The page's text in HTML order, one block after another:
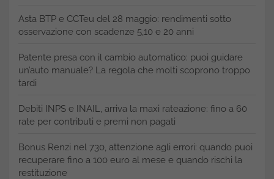
Asta BTP e CCTeu del 28 maggio: rendimenti sotto
osservazione con scadenze 5,10 e 20 anni
Patente presa con il cambio automatico: puoi guidare
un’auto manuale? La regola che molti scoprono troppo
tardi
Debiti INPS e INAIL, arriva la maxi rateazione: fino a 60
rate per contributi e premi non pagati
Bonus Renzi nel 730, attenzione agli errori: quando puoi
recuperare fino a 100 euro al mese e quando rischi la
restituzione